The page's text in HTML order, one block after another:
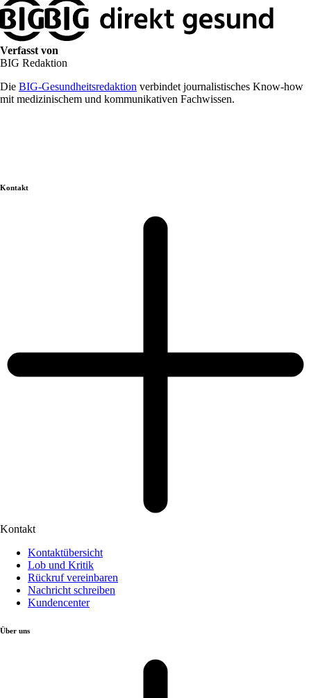
Verfasst von
BIG Redaktion
Die BIG-Gesundheitsredaktion verbindet journalistisches Know-how
mit medizinischem und kommunikativen Fachwissen.
Kontakt
Kontakt
Kontaktübersicht
Lob und Kritik
Rückruf vereinbaren
Nachricht schreiben
Kundencenter
Über uns